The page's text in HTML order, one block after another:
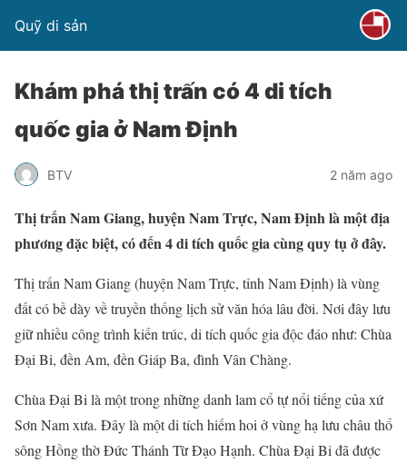
Quỹ di sản
Khám phá thị trấn có 4 di tích
quốc gia ở Nam Định
BTV 2 năm ago
Thị trấn Nam Giang, huyện Nam Trực, Nam Định là một địa
phương đặc biệt, có đến 4 di tích quốc gia cùng quy tụ ở đây.
Thị trấn Nam Giang (huyện Nam Trực, tỉnh Nam Định) là vùng
đất có bề dày về truyền thống lịch sử văn hóa lâu đời. Nơi đây lưu
giữ nhiều công trình kiến trúc, di tích quốc gia độc đáo như: Chùa
Đại Bi, đền Am, đền Giáp Ba, đình Vân Chàng.
Chùa Đại Bi là một trong những danh lam cổ tự nổi tiếng của xứ
Sơn Nam xưa. Đây là một di tích hiếm hoi ở vùng hạ lưu châu thổ
sông Hồng thờ Đức Thánh Từ Đạo Hạnh. Chùa Đại Bi đã được